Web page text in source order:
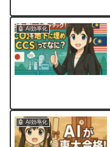
🤖 AI効率化
🤖 AI効率化